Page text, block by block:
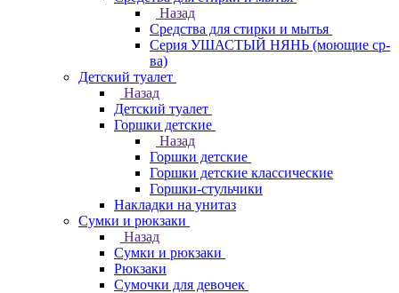
Назад
Средства для стирки и мытья
Серия УШАСТЫЙ НЯНЬ (моющие ср-
ва)
Детский туалет
Назад
Детский туалет
Горшки детские
Назад
Горшки детские
Горшки детские классические
Горшки-стульчики
Накладки на унитаз
Сумки и рюкзаки
Назад
Сумки и рюкзаки
Рюкзаки
Сумочки для девочек